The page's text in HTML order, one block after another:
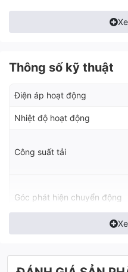
1. Tính
cầu thang
biến
điều khiển: Điều bằng tay, tự
Thông số kỹ thuật
Điện áp hoạt động
Nhiệt độ hoạt động
Công suất tải
Góc phát hiện chuyển động
Vùng phát hiện chuyển động
Dải đo ánh sáng